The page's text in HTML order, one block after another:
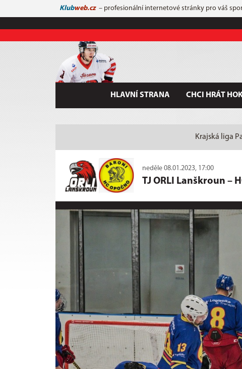
Klubweb.cz – profesionální internetové stránky pro váš
HLAVNÍ STRANA CHCI HRÁT
Krajská liga
neděle 08.01.2023, 17:00
TJ ORLI Lanškroun –